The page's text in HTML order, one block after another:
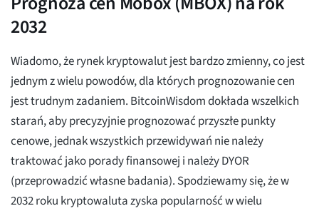
2032
Wiadomo, że rynek kryptowalut jest bardzo zmienny, co jest
jednym z wielu powodów, dla których prognozowanie cen
jest trudnym zadaniem. BitcoinWisdom dokłada wszelkich
starań, aby precyzyjnie prognozować przyszłe punkty
cenowe, jednak wszystkich przewidywań nie należy
traktować jako porady finansowej i należy DYOR
(przeprowadzić własne badania). Spodziewamy się, że w
2032 roku kryptowaluta zyska popularność w wielu